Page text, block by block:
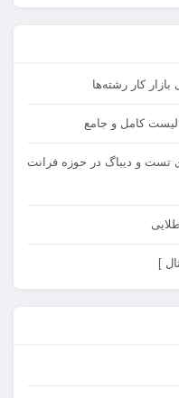
کار رشته‌ها
کامل و جامع
تست و دیباگ در حوزه فرانت
]